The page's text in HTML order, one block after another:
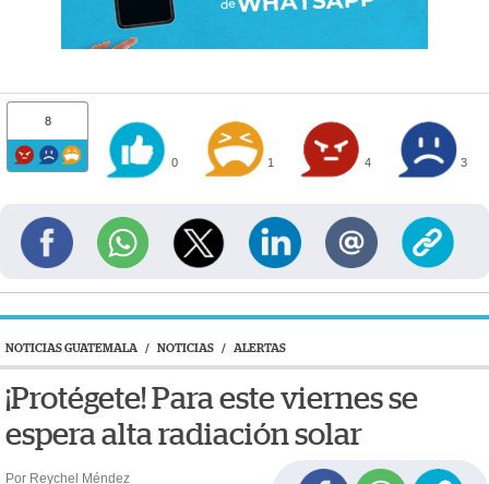
8
0 1 4 3
NOTICIAS GUATEMALA / NOTICIAS / ALERTAS
¡Protégete! Para este viernes se
espera alta radiación solar
Por Reychel Méndez